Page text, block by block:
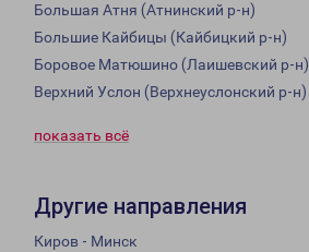
Большая Атня (Атнинский р-н)
Большие Кайбицы (Кайбицкий р-н)
Боровое Матюшино (Лаишевский р-н)
Верхний Услон (Верхнеуслонский р-н)
показать всё
Другие направления
Киров - Минск